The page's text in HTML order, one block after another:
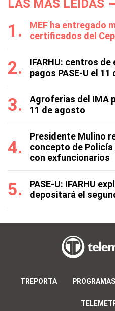
LAS MÁS LEÍDAS
MEF ha entregado
certificados del
IFARHU: centros
pagos PASE-U el
Agroferias del IMA
11 de agosto
Presidente Mulino
concepto de
con exfuncionarios
PASE-U: IFARHU
depositará el
TREPORTA PROGRAMAS